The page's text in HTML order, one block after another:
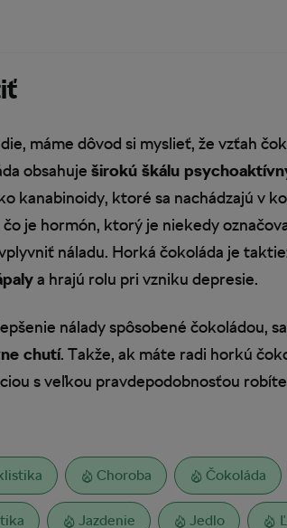
máme dôvod si myslieť, že vzťah
obsahuje širokú škálu
kanabinoidy, ktoré sa nachádzajú v
je hormón, ktorý je niekedy
náladu. Horká čokoláda je
a hrajú rolu pri vzniku depresie.
nálady spôsobené čokoládou,
chutí. Takže, ak máte radi horkú
s veľkou pravdepodobnosťou
Choroba Čokoláda
Jazdenie Jedlo